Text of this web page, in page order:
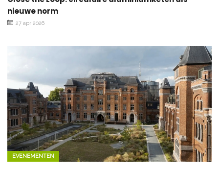
nieuwe norm
27 apr 2026
EVENEMENTEN